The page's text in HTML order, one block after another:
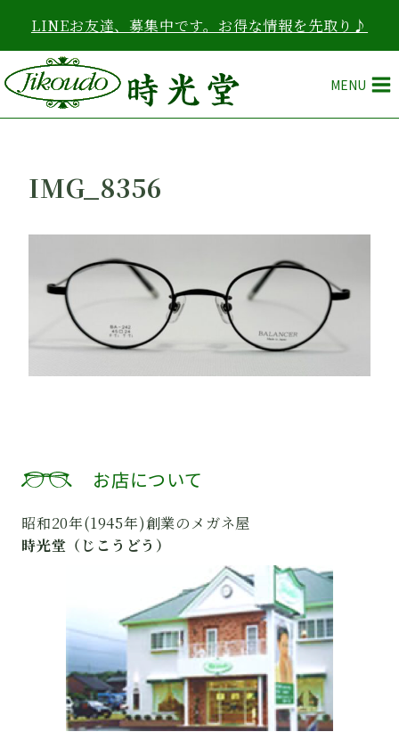
を
ス
キ
ッ
LINEお友達、募集中です。お得な情報を先取り♪
MENU
IMG_8356
お店について
昭和20年(1945年)創業のメガネ屋
時光堂（じこうどう）